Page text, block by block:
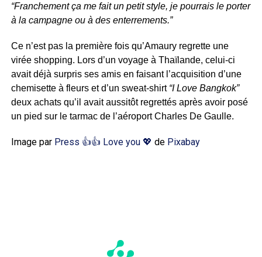
“Franchement ça me fait un petit style, je pourrais le porter
à la campagne ou à des enterrements.”
Ce n’est pas la première fois qu’Amaury regrette une
virée shopping. Lors d’un voyage à Thaïlande, celui-ci
avait déjà surpris ses amis en faisant l’acquisition d’une
chemisette à fleurs et d’un sweat-shirt“I Love Bangkok”
deux achats qu’il avait aussitôt regrettés après avoir posé
un pied sur le tarmac de l’aéroport Charles De Gaulle.
Image par Press 👍👍 Love you 💖 de Pixabay